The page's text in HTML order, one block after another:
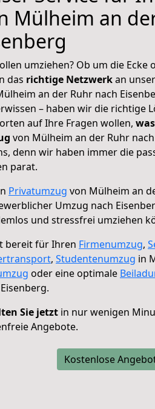
Mülheim an
umziehen? Ob um die
das richtige Netzwerkan
an der Ruhr nach
– haben wir die richtige
auf Ihre Fragen wollen,
von Mülheim an der Ruhr
denn wir haben immer die
parat.
Privatumzug von Mülheim an
Umzug nach
und stressfrei umziehen
bereit für Ihren Firmenumzug,
, Studentenumzug in
oder eine optimale
Sie jetzt in nur wenigen
Angebote.
Kostenlose